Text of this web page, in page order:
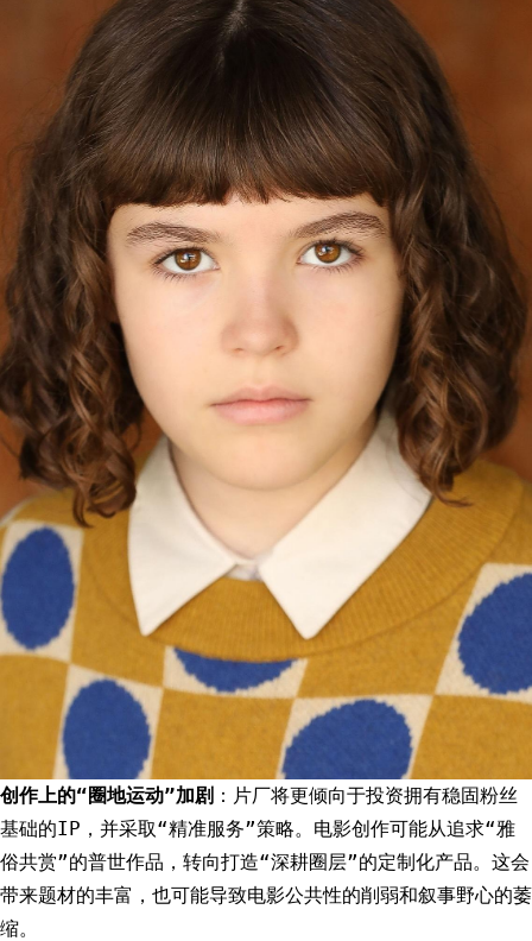
创作上的“圈地运动”加剧 ：片厂将更倾向于投资拥有稳固粉丝
基础的IP，并采取“精准服务”策略。电影创作可能从追求“雅
俗共赏”的普世作品，转向打造“深耕圈层”的定制化产品。这会
带来题材的丰富，也可能导致电影公共性的削弱和叙事野心的萎
缩。